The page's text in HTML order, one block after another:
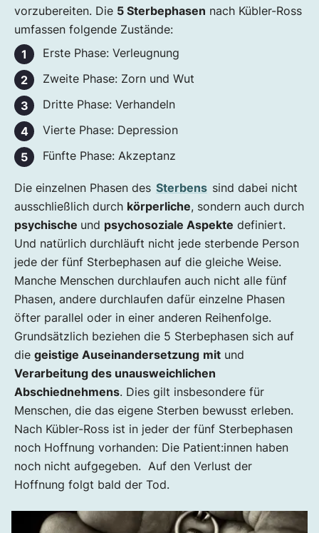
Was sind Sterbebettphänomene?
vorzubereiten. Die 5 Sterbephasen nach Kübler-Ross
umfassen folgende Zustände:
Erste Phase: Verleugnung
Zweite Phase: Zorn und Wut
Dritte Phase: Verhandeln
Vierte Phase: Depression
Fünfte Phase: Akzeptanz
Die einzelnen Phasen des Sterbens sind dabei nicht
ausschließlich durch körperliche, sondern auch durch
psychische und psychosoziale Aspekte definiert.
Und natürlich durchläuft nicht jede sterbende Person
jede der fünf Sterbephasen auf die gleiche Weise.
Manche Menschen durchlaufen auch nicht alle fünf
Phasen, andere durchlaufen dafür einzelne Phasen
öfter parallel oder in einer anderen Reihenfolge.
Grundsätzlich beziehen die 5 Sterbephasen sich auf
die geistige Auseinandersetzung mit und
Verarbeitung des unausweichlichen
Abschiednehmens. Dies gilt insbesondere für
Menschen, die das eigene Sterben bewusst erleben.
Nach Kübler-Ross ist in jeder der fünf Sterbephasen
noch Hoffnung vorhanden: Die Patient:innen haben
noch nicht aufgegeben. Auf den Verlust der
Hoffnung folgt bald der Tod.